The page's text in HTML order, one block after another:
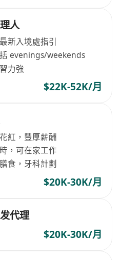
人
新入境處指引
evenings/weekends
力強
$22K-52K/月
紅，豐厚薪酬
，可在家工作
食，牙科計劃
$20K-30K/月
代理
$20K-30K/月